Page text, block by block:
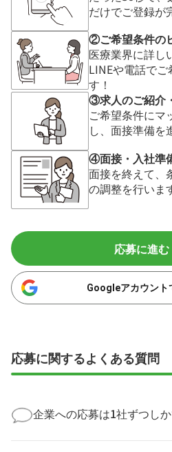
だけでご登録が
②ご希望条件の
医療業界に詳し
LINEや電話でご
す！
③求人のご紹介
ご希望条件にマ
し、面接準備を
④面接・入社準
面接を終えて、
の調整を行いま
応募に進む
Googleアカウント
応募に関するよくある質問
企業への応募は1社ずつし